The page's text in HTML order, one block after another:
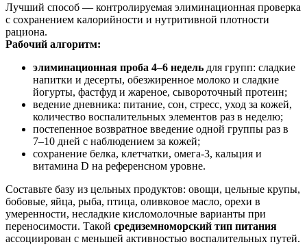
Лучший способ — контролируемая элиминационная проверка
с сохранением калорийности и нутритивной плотности
рациона.
Рабочий алгоритм:
элиминационная проба 4–6 недель для групп: сладкие
напитки и десерты, обезжиренное молоко и сладкие
йогурты, фастфуд и жареное, сывороточный протеин;
ведение дневника: питание, сон, стресс, уход за кожей,
количество воспалительных элементов раз в неделю;
постепенное возвратное введение одной группы раз в
7–10 дней с наблюдением за кожей;
сохранение белка, клетчатки, омега‑3, кальция и
витамина D на референсном уровне.
Составьте базу из цельных продуктов: овощи, цельные крупы,
бобовые, яйца, рыба, птица, оливковое масло, орехи в
умеренности, несладкие кисломолочные варианты при
переносимости. Такой средиземноморский тип питания
ассоциирован с меньшей активностью воспалительных путей.